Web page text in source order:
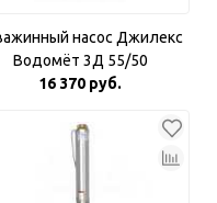
насос Джилекс
Водомёт 3Д 55/50
16 370 руб.